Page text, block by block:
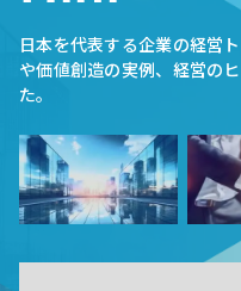
日本を代表する企業の経営
や価値創造の実例、経営の
た。